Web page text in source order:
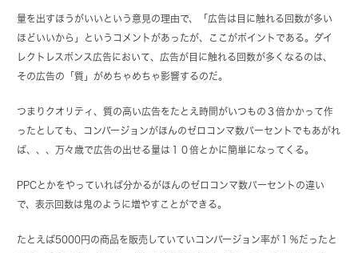
量を出すほうがいいという意見の理由で、「広告は目に触れる回数が多い
ほどいいから」というコメントがあったが、ここがポイントである。ダイ
レクトレスポンス広告において、広告が目に触れる回数が多くなるのは、
その広告の「質」がめちゃめちゃ影響するのだ。
つまりクオリティ、質の高い広告をたとえ時間がいつもの３倍かかって作
ったとしても、コンバージョンがほんのゼロコンマ数パーセントでもあがれ
ば、、、万々歳で広告の出せる量は１０倍とかに簡単になってくる。
PPCとかをやっていれば分かるがほんのゼロコンマ数パーセントの違い
で、表示回数は鬼のように増やすことができる。
たとえば5000円の商品を販売していていコンバージョン率が１％だったと